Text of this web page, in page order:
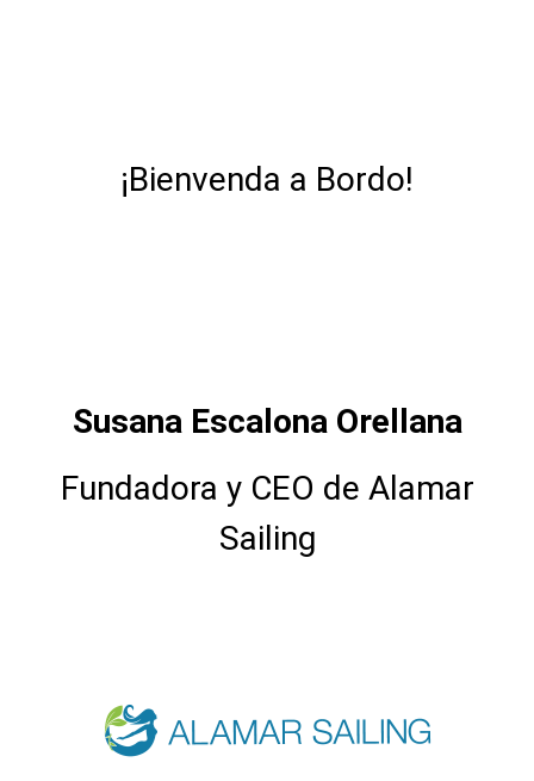
¡Bienvenda a Bordo!
Susana Escalona Orellana
Fundadora y CEO de Alamar
Sailing